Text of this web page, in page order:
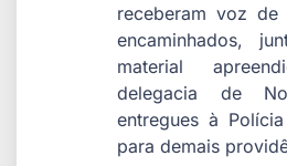
receberam voz
encaminhados,
material
delegacia de
entregues à
para demais